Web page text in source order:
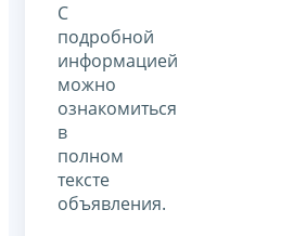
С
подробной
информацией
можно
ознакомиться
в
полном
тексте
объявления.